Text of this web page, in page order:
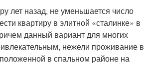
лет назад, не уменьшается число
квартиру в элитной «сталинке» в
данный вариант для многих
нежели проживание в
в спальном районе на